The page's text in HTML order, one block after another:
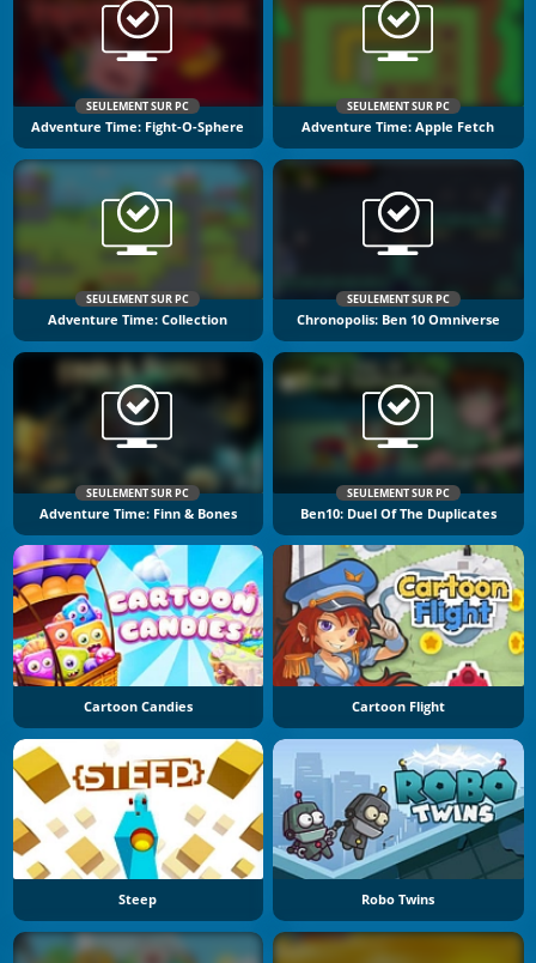
SEULEMENT SUR PC
Adventure Time: Fight-O-Sphere
SEULEMENT SUR PC
Adventure Time: Apple Fetch
SEULEMENT SUR PC
Adventure Time: Collection
SEULEMENT SUR PC
Chronopolis: Ben 10 Omniverse
SEULEMENT SUR PC
Adventure Time: Finn & Bones
SEULEMENT SUR PC
Ben10: Duel Of The Duplicates
Cartoon Candies Cartoon Flight
Steep Robo Twins